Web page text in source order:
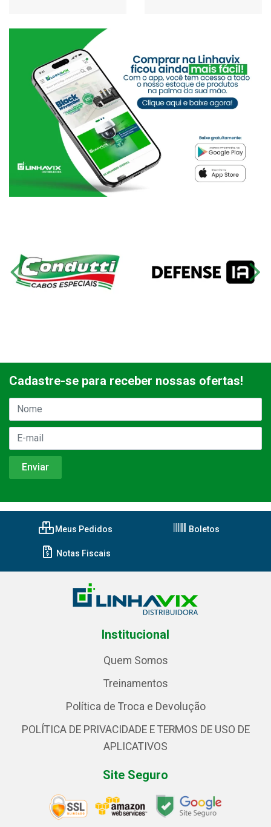
Cadastre-se para receber nossas ofertas!
Meus Pedidos Boletos
Notas Fiscais
Institucional
Quem Somos
Treinamentos
Política de Troca e Devolução
POLÍTICA DE PRIVACIDADE E TERMOS DE USO DE
APLICATIVOS
Site Seguro